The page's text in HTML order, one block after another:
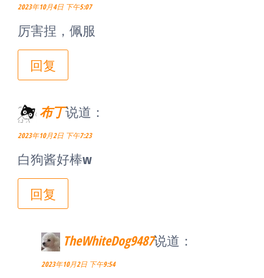
2023年10月4日 下午5:07
厉害捏，佩服
回复
布丁说道：
2023年10月2日 下午7:23
白狗酱好棒w
回复
TheWhiteDog9487说道：
2023年10月2日 下午9:54